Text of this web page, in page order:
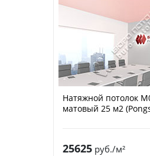
Натяжной потолок
матовый 25 м2
25625руб./м²